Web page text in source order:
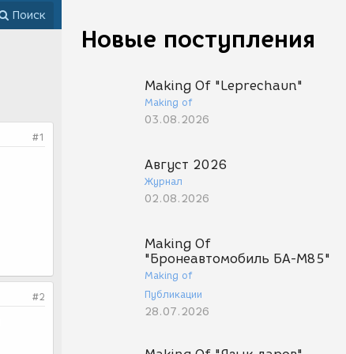
Новые поступления
Making Of "Leprechaun"
Making of
03.08.2026
Август 2026
Журнал
02.08.2026
Making Of
"Бронеавтомобиль БА-М85"
Making of
Публикации
28.07.2026
Поиск
#1
#2